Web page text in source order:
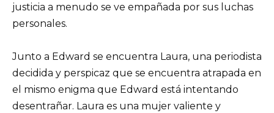
justicia a menudo se ve empañada por sus luchas
personales.
Junto a Edward se encuentra Laura, una periodista
decidida y perspicaz que se encuentra atrapada en
el mismo enigma que Edward está intentando
desentrañar. Laura es una mujer valiente y